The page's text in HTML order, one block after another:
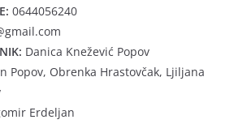
0644056240
Danica Knežević Popov
Popov, Obrenka Hrastovčak, Ljiljana
Erdeljan